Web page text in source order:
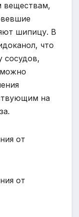
веществам,
шипицу. В
что
сосудов,
на